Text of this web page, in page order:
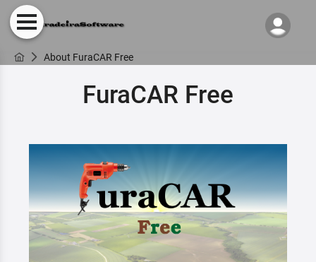
About FuraCAR Free
FuraCAR Free